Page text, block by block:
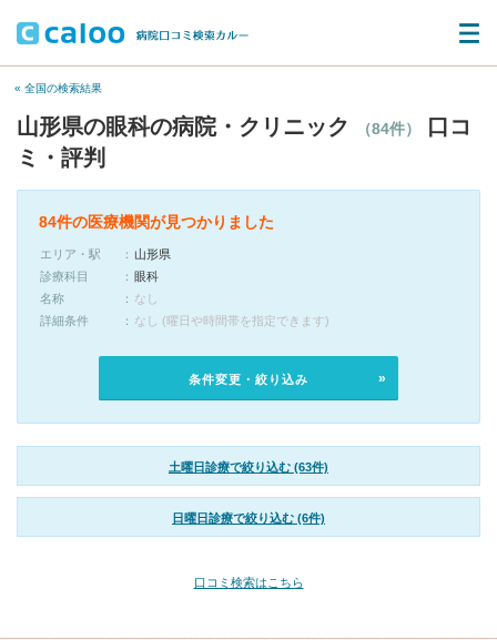
« 全国の検索結果
山形県の眼科の病院・クリニック （84件）
口コ
ミ・評判
84件の医療機関が見つかりました
エリア・駅
山形県
診療科目
眼科
名称
なし
詳細条件
なし (曜日や時間帯を指定できます)
条件変更・絞り込み
土曜日診療で絞り込む (63件)
日曜日診療で絞り込む (6件)
口コミ検索はこちら